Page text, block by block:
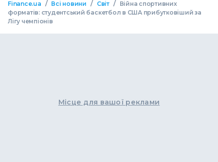
Finance.ua / Всі новини / Світ /
Війна спортивних
форматів: студентський баскетбол в США прибутковіший за
Лігу чемпіонів
Місце для вашої реклами